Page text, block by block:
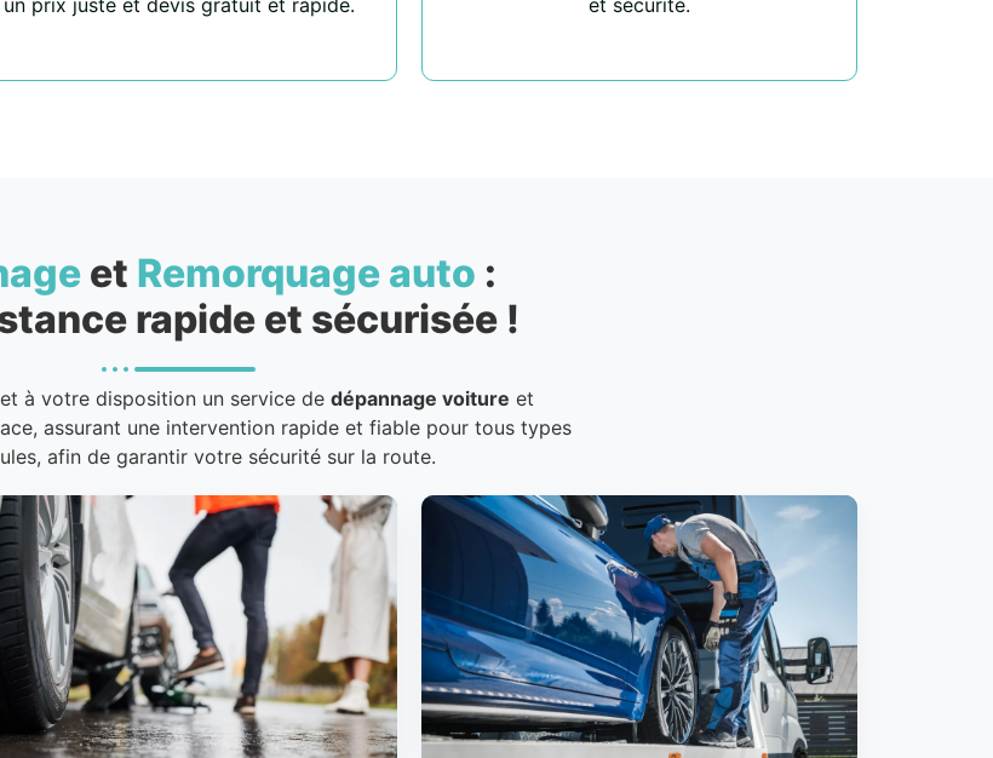
et Remorquage auto :
rapide et sécurisée !
à votre disposition un service de dépannage voiture et
assurant une intervention rapide et fiable pour tous types
afin de garantir votre sécurité sur la route.